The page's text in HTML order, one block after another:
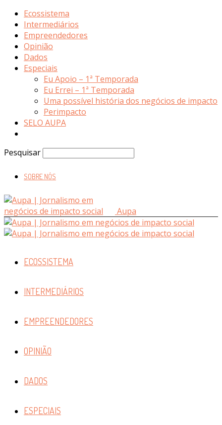
Ecossistema
Intermediários
Empreendedores
Opinião
Dados
Especiais
Eu Apoio – 1ª Temporada
Eu Errei – 1ª Temporada
Uma possível história dos negócios de impacto
Perimpacto
SELO AUPA
Pesquisar
SOBRE NÓS
Aupa
ECOSSISTEMA
INTERMEDIÁRIOS
EMPREENDEDORES
OPINIÃO
DADOS
ESPECIAIS